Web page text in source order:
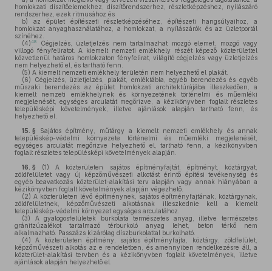
homlokzati díszítőelemekhez, díszítőrendszerhez, részletképzéshez, nyílászáró
rendszerhez, ezek ritmusához és
b) az épület építészeti részletképzéséhez, építészeti hangsúlyaihoz, a
homlokzat anyaghasználatához, a homlokzat, a nyílászárók és az üzletportál
színéhez.
(4)48
Cégjelzés, üzletjelzés nem tartalmazhat mozgó elemet, mozgó vagy
villogó fényfeliratot. A kiemelt nemzeti emlékhely részét képező közterülettel
közvetlenül határos homlokzaton fényfelirat, világító cégjelzés vagy üzletjelzés
nem helyezhető el, és tartható fenn.
(5) A kiemelt nemzeti emlékhely területén nem helyezhető el plakát.
(6) Cégjelzés, üzletjelzés, plakát, emléktábla, egyéb berendezés és egyéb
műszaki berendezés az épület homlokzati architektúrájába illeszkedően, a
kiemelt nemzeti emlékhelynek és környezetének történelmi és műemléki
megjelenését, egységes arculatát megőrizve, a kézikönyvben foglalt részletes
településképi követelmények, illetve ajánlások alapján tartható fenn, és
helyezhető el.
15. § Sajátos építmény, műtárgy a kiemelt nemzeti emlékhely és annak
településkép-védelmi környezete történelmi és műemléki megjelenését,
egységes arculatát megőrizve helyezhető el, tartható fenn, a kézikönyvben
foglalt részletes településképi követelmények alapján.
16. § (1) A közterületen sajátos építményfajtát, építményt, köztárgyat,
zöldfelületet vagy új képzőművészeti alkotást érintő építési tevékenység és
egyéb beavatkozás közterület-alakítási terv alapján vagy annak hiányában a
kézikönyvben foglalt követelmények alapján végezhető.
(2) A közterületen lévő építménynek, sajátos építményfajtának, köztárgynak,
zöldfelületnek, képzőművészeti alkotásnak illeszkednie kell a kiemelt
településkép-védelmi környezet egységes arculatához.
(3) A gyalogosfelületek burkolata természetes anyag, illetve természetes
gránitzúzalékot tartalmazó térburkoló anyag lehet, beton térkő nem
alkalmazható. Passzázs kizárólag díszburkolattal burkolható.
(4) A közterületen építmény, sajátos építményfajta, köztárgy, zöldfelület,
képzőművészeti alkotás az e rendeletben, és amennyiben rendelkezésre áll, a
közterület-alakítási tervben és a kézikönyvben foglalt követelmények, illetve
ajánlások alapján helyezhető el.